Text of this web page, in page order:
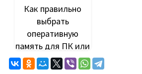
Как правильно
выбрать
оперативную
память для ПК или
ноутбука.